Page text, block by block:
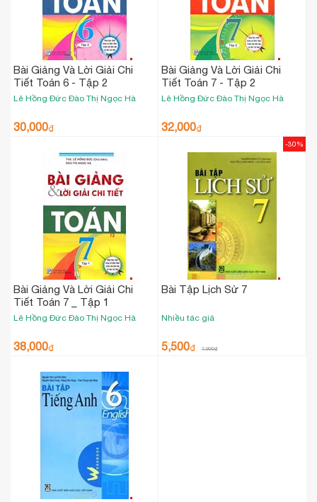
Bài Giảng Và Lời Giải Chi
Tiết Toán 6 - Tập 2
Lê Hồng Đức Đào Thị Ngọc Hà
30,000₫
Bài Giảng Và Lời Giải Chi
Tiết Toán 7 - Tập 2
Lê Hồng Đức Đào Thị Ngọc Hà
32,000₫
Bài Giảng Và Lời Giải Chi
Tiết Toán 7 _ Tập 1
Lê Hồng Đức Đào Thị Ngọc Hà
38,000₫
Bài Tập Lịch Sử 7
Nhiều tác giả
5,500₫ 7,900₫
-30%